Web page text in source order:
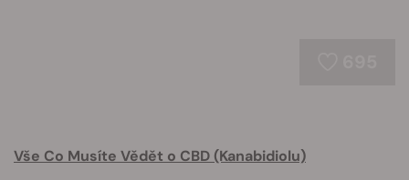
Vše Co Musíte Vědět o CBD (Kanabidiolu)